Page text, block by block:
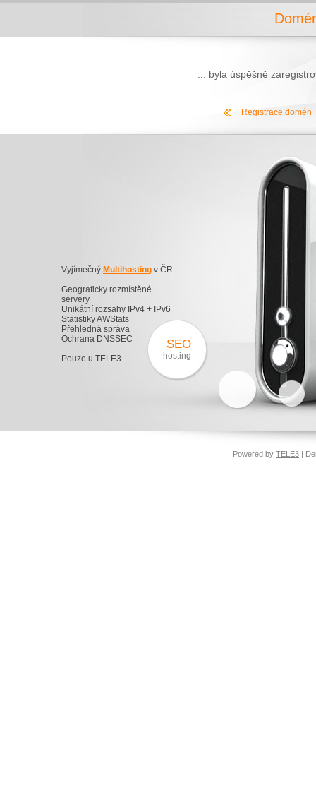
... byla úspěšně
Registrace domén
Vyjímečný Multihosting v ČR
Geograficky rozmístěné
servery
Unikátní rozsahy IPv4 + IPv6
Statistiky AWStats
Přehledná správa
Ochrana DNSSEC
Pouze u TELE3
SEO
hosting
Powered by TELE3 |